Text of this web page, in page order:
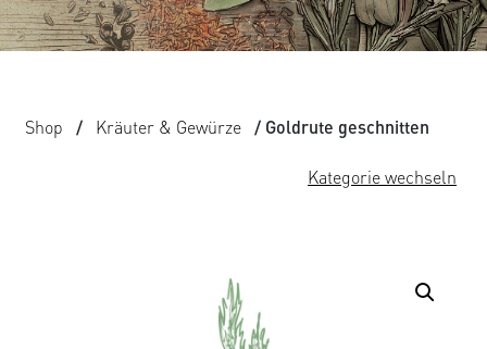
Shop / Kräuter & Gewürze / Goldrute geschnitten
Kategorie wechseln